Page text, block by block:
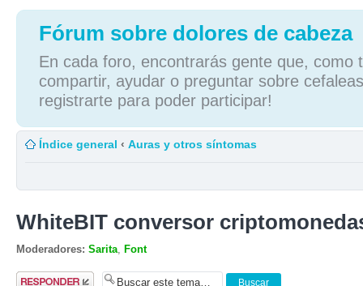
Fórum sobre dolores de cabeza
En cada foro, encontrarás gente que, como
compartir, ayudar o preguntar sobre
registrarte para poder participar!
Índice general ‹ Auras y otros síntomas
WhiteBIT conversor
Moderadores: Sarita Font
Publicar una